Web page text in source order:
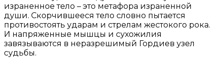
израненное тело – это метафора израненной
души. Скорчившееся тело словно пытается
противостоять ударам и стрелам жестокого рока.
И напряженные мышцы и сухожилия
завязываются в неразрешимый Гордиев узел
судьбы.